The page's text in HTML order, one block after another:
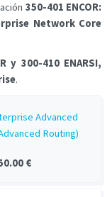
350-401 ENCOR:
Network Core
y 300-410 ENARSI,
.
Advanced
Routing)
€